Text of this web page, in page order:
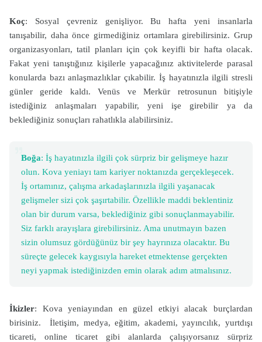
Koç: Sosyal çevreniz genişliyor. Bu hafta yeni insanlarla
tanışabilir, daha önce girmediğiniz ortamlara girebilirsiniz. Grup
organizasyonları, tatil planları için çok keyifli bir hafta olacak.
Fakat yeni tanıştığınız kişilerle yapacağınız aktivitelerde parasal
konularda bazı anlaşmazlıklar çıkabilir. İş hayatınızla ilgili stresli
günler geride kaldı. Venüs ve Merkür retrosunun bitişiyle
istediğiniz anlaşmaları yapabilir, yeni işe girebilir ya da
beklediğiniz sonuçları rahatlıkla alabilirsiniz.
Boğa: İş hayatınızla ilgili çok sürpriz bir gelişmeye hazır
olun. Kova yeniayı tam kariyer noktanızda gerçekleşecek.
İş ortamınız, çalışma arkadaşlarınızla ilgili yaşanacak
gelişmeler sizi çok şaşırtabilir. Özellikle maddi beklentiniz
olan bir durum varsa, beklediğiniz gibi sonuçlanmayabilir.
Siz farklı arayışlara girebilirsiniz. Ama unutmayın bazen
sizin olumsuz gördüğünüz bir şey hayrınıza olacaktır. Bu
süreçte gelecek kaygısıyla hareket etmektense gerçekten
neyi yapmak istediğinizden emin olarak adım atmalısınız.
İkizler: Kova yeniayından en güzel etkiyi alacak burçlardan
birisiniz. İletişim, medya, eğitim, akademi, yayıncılık, yurtdışı
ticareti, online ticaret gibi alanlarda çalışıyorsanız sürpriz